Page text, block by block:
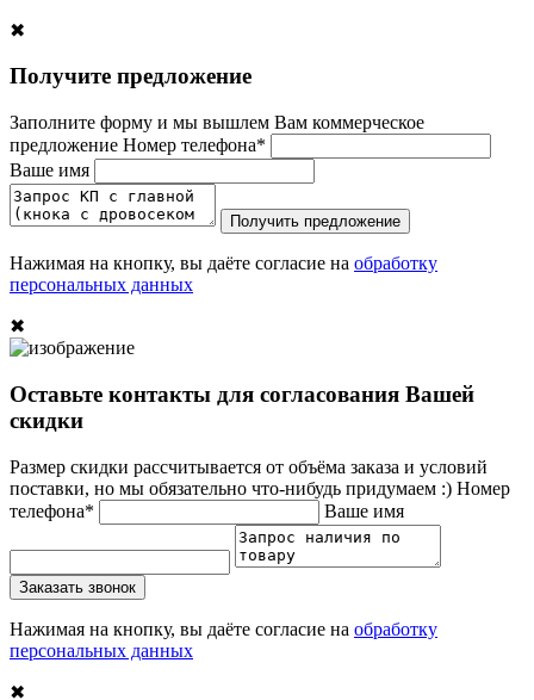
✖
Получите предложение
Заполните форму и мы вышлем Вам коммерческое
предложение Номер телефона*
Ваше имя
Получить предложение
Нажимая на кнопку, вы даёте согласие на обработку
персональных данных
✖
Оставьте контакты для согласования Вашей
скидки
Размер скидки рассчитывается от объёма заказа и условий
поставки, но мы обязательно что-нибудь придумаем :) Номер
телефона*
Ваше имя
Заказать звонок
Нажимая на кнопку, вы даёте согласие на обработку
персональных данных
✖